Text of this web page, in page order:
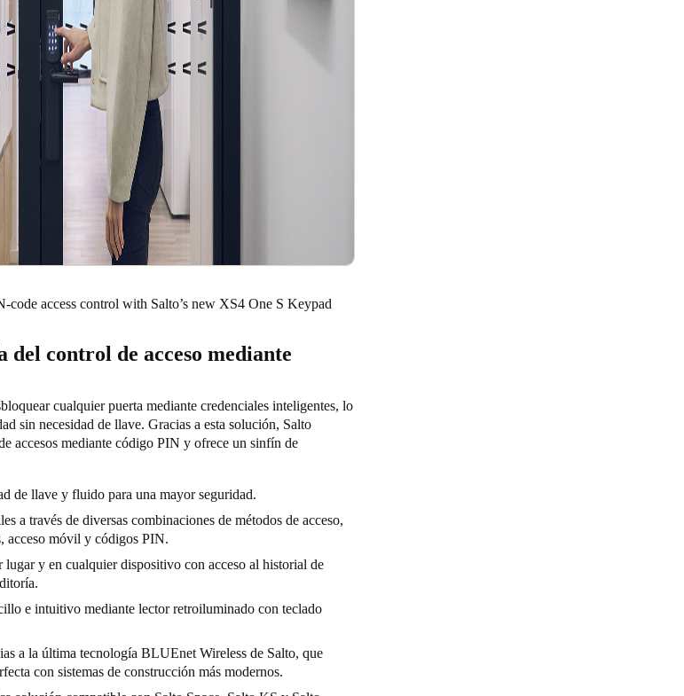
code access control with Salto’s new XS4 One S Keypad
del control de acceso mediante
cualquier puerta mediante credenciales inteligentes, lo
sin necesidad de llave. Gracias a esta solución, Salto
accesos mediante código PIN y ofrece un sinfín de
de llave y fluido para una mayor seguridad.
a través de diversas combinaciones de métodos de acceso,
acceso móvil y códigos PIN.
y en cualquier dispositivo con acceso al historial de
e intuitivo mediante lector retroiluminado con teclado
a la última tecnología BLUEnet Wireless de Salto, que
con sistemas de construcción más modernos.